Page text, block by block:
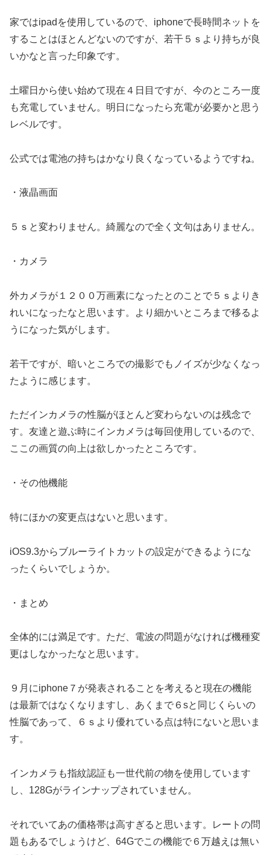
家ではipadを使用しているので、iphoneで長時間ネットを
することはほとんどないのですが、若干５ｓより持ちが良
いかなと言った印象です。
土曜日から使い始めて現在４日目ですが、今のところ一度
も充電していません。明日になったら充電が必要かと思う
レベルです。
公式では電池の持ちはかなり良くなっているようですね。
・液晶画面
５ｓと変わりません。綺麗なので全く文句はありません。
・カメラ
外カメラが１２００万画素になったとのことで５ｓよりき
れいになったなと思います。より細かいところまで移るよ
うになった気がします。
若干ですが、暗いところでの撮影でもノイズが少なくなっ
たように感じます。
ただインカメラの性脳がほとんど変わらないのは残念で
す。友達と遊ぶ時にインカメラは毎回使用しているので、
ここの画質の向上は欲しかったところです。
・その他機能
特にほかの変更点はないと思います。
iOS9.3からブルーライトカットの設定ができるようにな
ったくらいでしょうか。
・まとめ
全体的には満足です。ただ、電波の問題がなければ機種変
更はしなかったなと思います。
９月にiphone７が発表されることを考えると現在の機能
は最新ではなくなりますし、あくまで６sと同じくらいの
性脳であって、６ｓより優れている点は特にないと思いま
す。
インカメラも指紋認証も一世代前の物を使用しています
し、128Gがラインナップされていません。
それでいてあの価格帯は高すぎると思います。レートの問
題もあるでしょうけど、64Gでこの機能で６万越えは無い